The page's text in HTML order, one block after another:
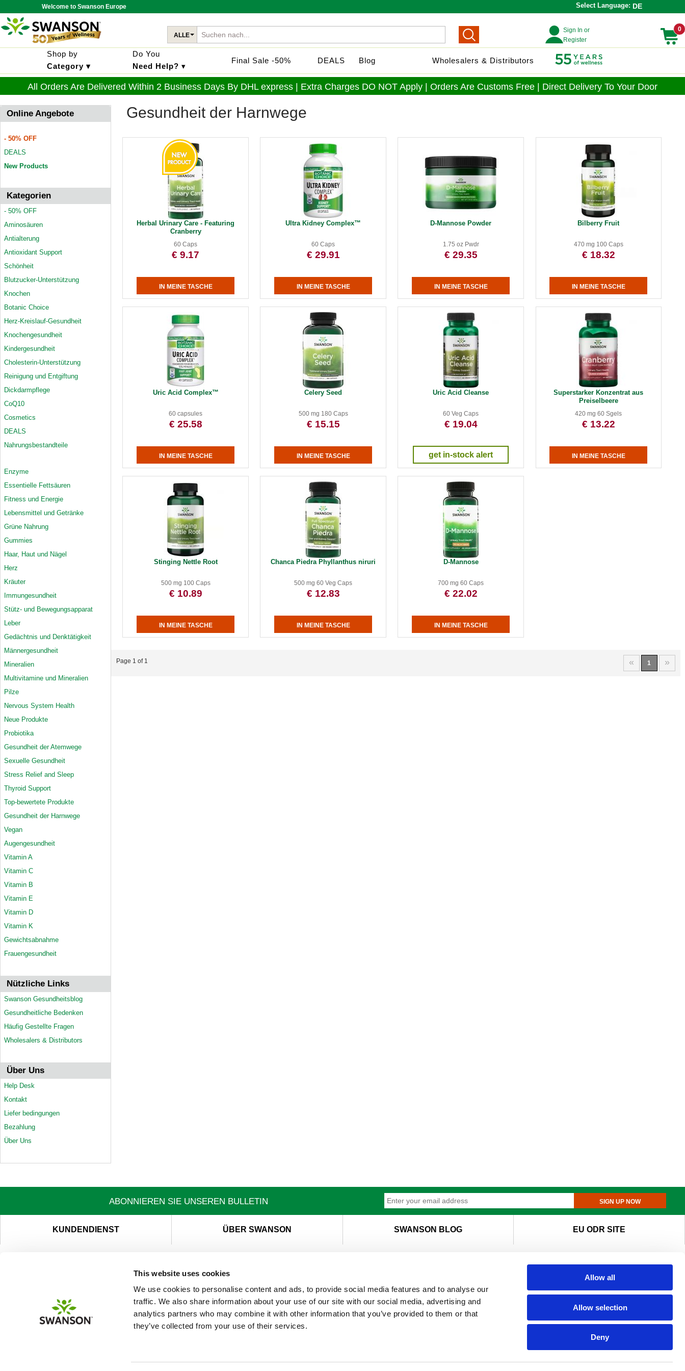
This website uses cookies
We use cookies to personalise content and ads, to provide social media features and to analyse our
traffic. We also share information about your use of our site with our social media, advertising and
analytics partners who may combine it with other information that you’ve provided to them or that
they’ve collected from your use of their services.
Allow all
Allow selection
Deny
Welcome to Swanson Europe Select Language: DE
ALLE
Sign In or
Register
0
Shop by
Category ▾
Do You
Need Help? ▾
Final Sale -50% DEALS Blog Wholesalers & Distributors
All Orders Are Delivered Within 2 Business Days By DHL express | Extra Charges DO NOT Apply | Orders Are Customs Free | Direct Delivery To Your Door
Online Angebote
- 50% OFF
DEALS
New Products
Kategorien
- 50% OFF
Aminosäuren
Antialterung
Antioxidant Support
Schönheit
Blutzucker-Unterstützung
Knochen
Botanic Choice
Herz-Kreislauf-Gesundheit
Knochengesundheit
Kindergesundheit
Cholesterin-Unterstützung
Reinigung und Entgiftung
Dickdarmpflege
CoQ10
Cosmetics
DEALS
Nahrungsbestandteile
Enzyme
Essentielle Fettsäuren
Fitness und Energie
Lebensmittel und Getränke
Grüne Nahrung
Gummies
Haar, Haut und Nägel
Herz
Kräuter
Immungesundheit
Stütz- und Bewegungsapparat
Leber
Gedächtnis und Denktätigkeit
Männergesundheit
Mineralien
Multivitamine und Mineralien
Pilze
Nervous System Health
Neue Produkte
Probiotika
Gesundheit der Atemwege
Sexuelle Gesundheit
Stress Relief and Sleep
Thyroid Support
Top-bewertete Produkte
Gesundheit der Harnwege
Vegan
Augengesundheit
Vitamin A
Vitamin C
Vitamin B
Vitamin E
Vitamin D
Vitamin K
Gewichtsabnahme
Frauengesundheit
Nützliche Links
Swanson Gesundheitsblog
Gesundheitliche Bedenken
Häufig Gestellte Fragen
Wholesalers & Distributors
Über Uns
Help Desk
Kontakt
Liefer bedingungen
Bezahlung
Über Uns
Gesundheit der Harnwege
Herbal Urinary Care - Featuring
Cranberry
60 Caps
€ 9.17
Ultra Kidney Complex™
60 Caps
€ 29.91
D-Mannose Powder
1.75 oz Pwdr
€ 29.35
Bilberry Fruit
470 mg 100 Caps
€ 18.32
Uric Acid Complex™
60 capsules
€ 25.58
Celery Seed
500 mg 180 Caps
€ 15.15
Uric Acid Cleanse
60 Veg Caps
€ 19.04
get in-stock alert
Superstarker Konzentrat aus
Preiselbeere
420 mg 60 Sgels
€ 13.22
Stinging Nettle Root
500 mg 100 Caps
€ 10.89
Chanca Piedra Phyllanthus niruri
500 mg 60 Veg Caps
€ 12.83
D-Mannose
700 mg 60 Caps
€ 22.02
« 1 »
Page 1 of 1
ABONNIEREN SIE UNSEREN BULLETIN SIGN UP NOW
KUNDENDIENST ÜBER SWANSON SWANSON BLOG EU ODR SITE
TM